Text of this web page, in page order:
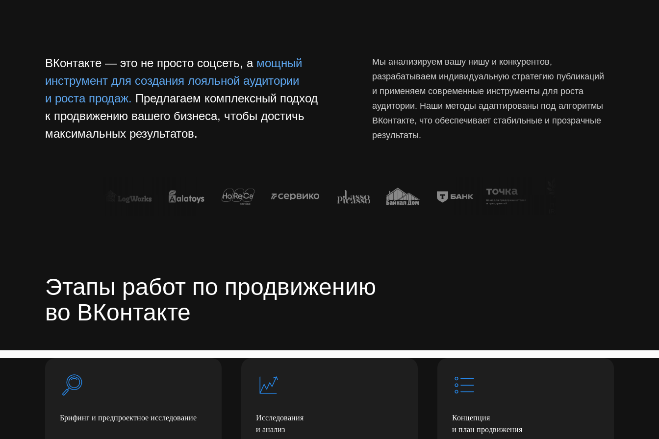
ВКонтакте — это не просто соцсеть, а мощный
инструмент для создания лояльной аудитории
и роста продаж. Предлагаем комплексный подход
к продвижению вашего бизнеса, чтобы достичь
максимальных результатов.
Мы анализируем вашу нишу и конкурентов,
разрабатываем индивидуальную стратегию публикаций
и применяем современные инструменты для роста
аудитории. Наши методы адаптированы под алгоритмы
ВКонтакте, что обеспечивает стабильные и прозрачные
результаты.
Этапы работ по продвижению
во ВКонтакте
Брифинг и предпроектное исследование
Исследования
и анализ
Концепция
и план продвижения